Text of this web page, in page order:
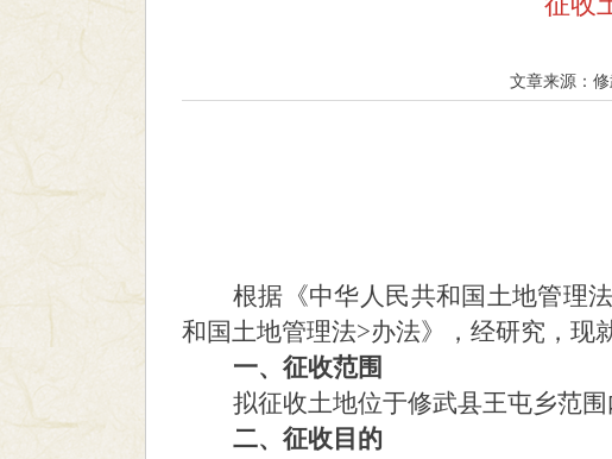
文章来源：
根据《中华人民共和国土地管理
和国土地管理法>办法》，经研究，现
一、征收范围
拟征收土地位于修武县王屯乡范围
二、征收目的